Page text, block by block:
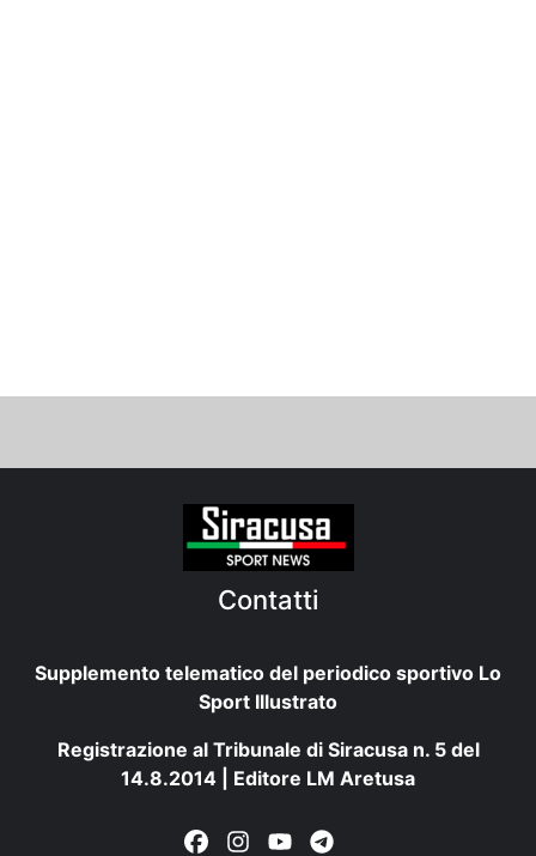
Contatti
Supplemento telematico del periodico sportivo Lo
Sport Illustrato
Registrazione al Tribunale di Siracusa n. 5 del
14.8.2014 | Editore LM Aretusa